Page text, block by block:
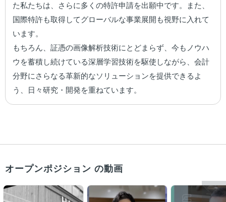
た私たちは、さらに多くの特許申請を出願中です。また、
国際特許も取得してグローバルな事業展開も視野に入れて
います。
もちろん、証憑の画像解析技術にとどまらず、今もノウハ
ウを蓄積し続けている深層学習技術を駆使しながら、会計
分野にさらなる革新的なソリューションを提供できるよ
う、日々研究・開発を重ねています。
オープンポジション の動画